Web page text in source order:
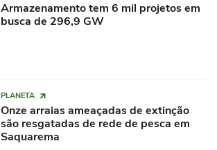
Armazenamento tem 6 mil projetos em
busca de 296,9 GW
PLANETA
Onze arraias ameaçadas de extinção
são resgatadas de rede de pesca em
Saquarema